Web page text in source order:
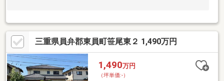
三重県員弁郡東員町笹尾東２ 1,490万円
1,490万円
（坪単価:-）